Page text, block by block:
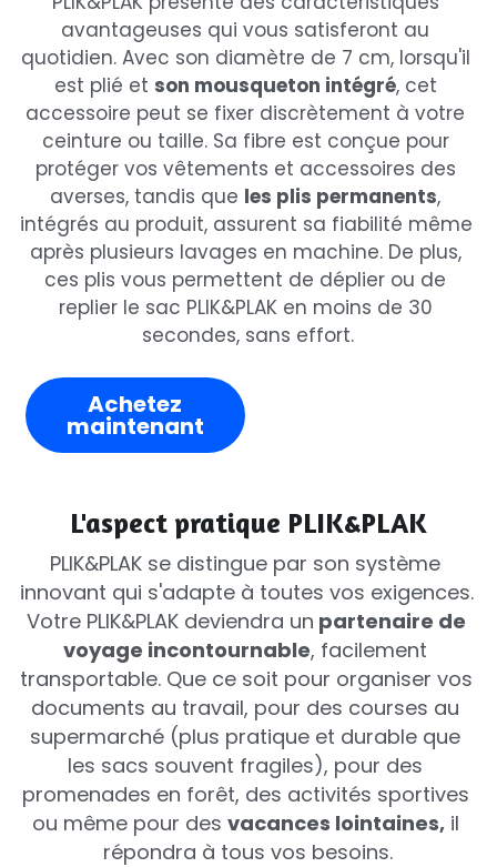
avantageuses qui vous satisferont au
quotidien. Avec son diamètre de 7 cm, lorsqu'il
est plié et son mousqueton intégré, cet
accessoire peut se fixer discrètement à votre
ceinture ou taille. Sa fibre est conçue pour
protéger vos vêtements et accessoires des
averses, tandis que les plis permanents,
intégrés au produit, assurent sa fiabilité même
après plusieurs lavages en machine. De plus,
ces plis vous permettent de déplier ou de
replier le sac PLIK&PLAK en moins de 30
secondes, sans effort.
Achetez
maintenant
L'aspect pratique PLIK&PLAK
PLIK&PLAK se distingue par son système
innovant qui s'adapte à toutes vos exigences.
Votre PLIK&PLAK deviendra un partenaire de
voyage incontournable, facilement
transportable. Que ce soit pour organiser vos
documents au travail, pour des courses au
supermarché (plus pratique et durable que
les sacs souvent fragiles), pour des
promenades en forêt, des activités sportives
ou même pour des vacances lointaines, il
répondra à tous vos besoins.